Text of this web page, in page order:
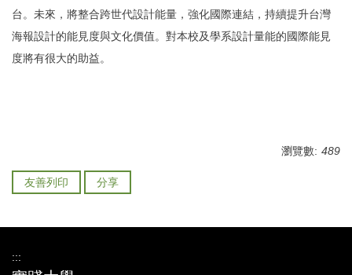
台。未來，將整合跨世代設計能量， 強化國際連結，持續提升台灣
海報設計的能見度與文化價值。 對本校及學系設計量能的國際能見
度將有很大的助益。
瀏覽數: 489
友善列印 分享
:::